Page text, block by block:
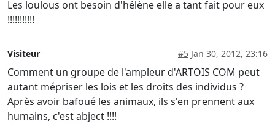
Les loulous ont besoin d'hélène elle a tant fait pour eux
!!!!!!!!!!!
Visiteur #5 Jan 30, 2012, 23:16
Comment un groupe de l'ampleur d'ARTOIS COM peut
autant mépriser les lois et les droits des individus ?
Après avoir bafoué les animaux, ils s'en prennent aux
humains, c'est abject !!!!